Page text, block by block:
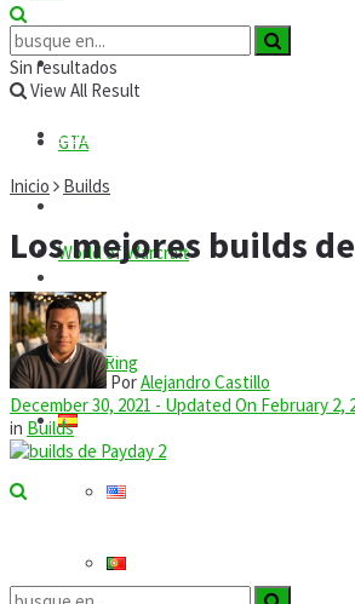
Roblox
GTA
World of Warcraft
Elden Ring
Códigos
Comandos
Tecnología
Sin resultados
View All Result
Inicio Builds
Los mejores builds
PorAlejandro Castillo
December 30, 2021 - Updated On February 2,
in Builds